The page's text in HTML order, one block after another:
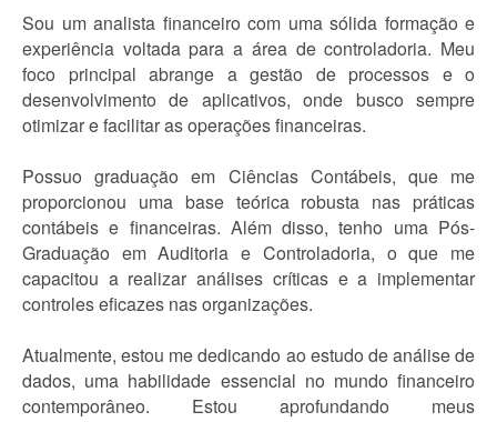
Sou um analista financeiro com uma sólida formação e
experiência voltada para a área de controladoria. Meu
foco principal abrange a gestão de processos e o
desenvolvimento de aplicativos, onde busco sempre
otimizar e facilitar as operações financeiras.
Possuo graduação em Ciências Contábeis, que me
proporcionou uma base teórica robusta nas práticas
contábeis e financeiras. Além disso, tenho uma Pós-
Graduação em Auditoria e Controladoria, o que me
capacitou a realizar análises críticas e a implementar
controles eficazes nas organizações.
Atualmente, estou me dedicando ao estudo de análise de
dados, uma habilidade essencial no mundo financeiro
contemporâneo. Estou aprofundando meus